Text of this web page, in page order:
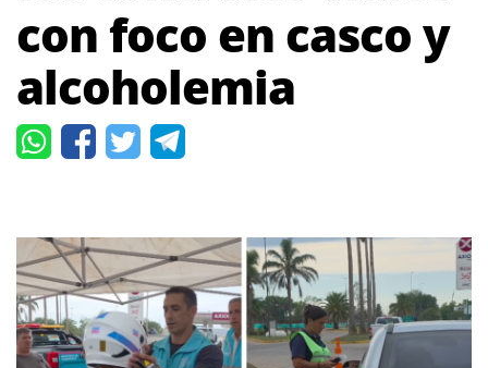
con foco en casco y
alcoholemia